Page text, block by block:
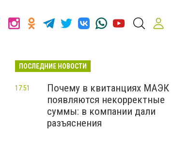
ПОСЛЕДНИЕ НОВОСТИ
Почему в квитанциях МАЭК
появляются некорректные
суммы: в компании дали
разъяснения
17:51